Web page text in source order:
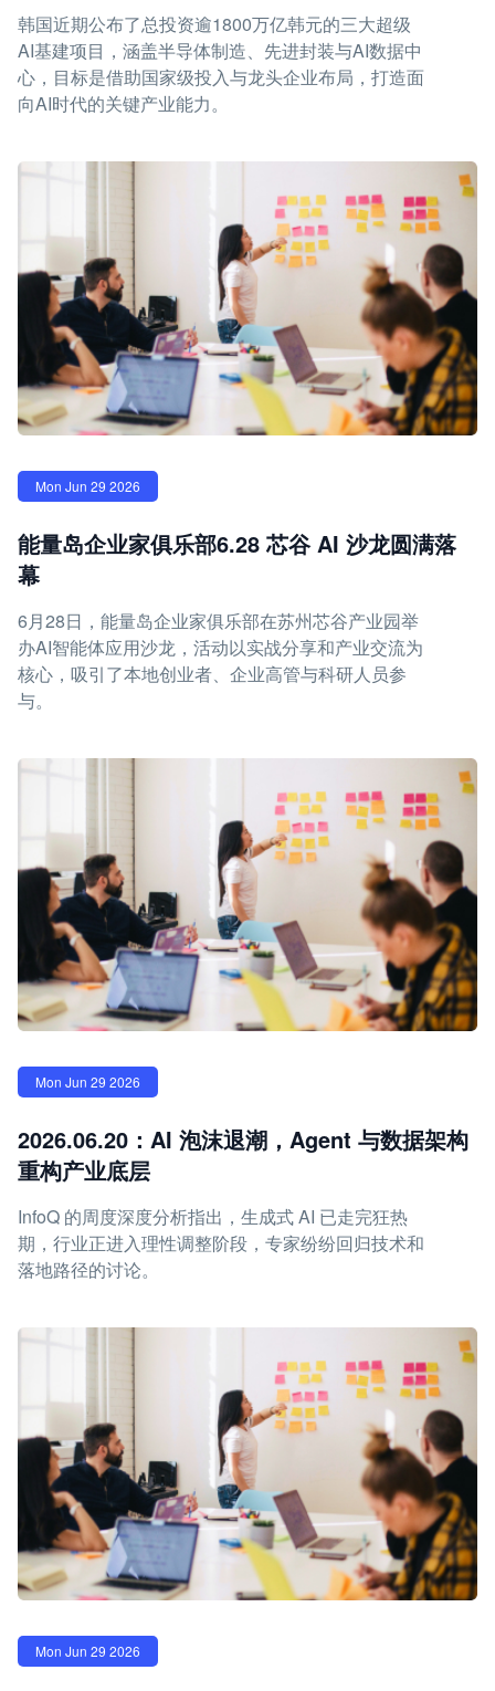
韩国近期公布了总投资逾1800万亿韩元的三大超级
AI基建项目，涵盖半导体制造、先进封装与AI数据中
心，目标是借助国家级投入与龙头企业布局，打造面
向AI时代的关键产业能力。
Mon Jun 29 2026
能量岛企业家俱乐部6.28 芯谷 AI 沙龙圆满落
幕
6月28日，能量岛企业家俱乐部在苏州芯谷产业园举
办AI智能体应用沙龙，活动以实战分享和产业交流为
核心，吸引了本地创业者、企业高管与科研人员参
与。
Mon Jun 29 2026
2026.06.20：AI 泡沫退潮，Agent 与数据架构
重构产业底层
InfoQ 的周度深度分析指出，生成式 AI 已走完狂热
期，行业正进入理性调整阶段，专家纷纷回归技术和
落地路径的讨论。
Mon Jun 29 2026